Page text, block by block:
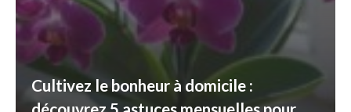
Cultivez le bonheur à domicile :